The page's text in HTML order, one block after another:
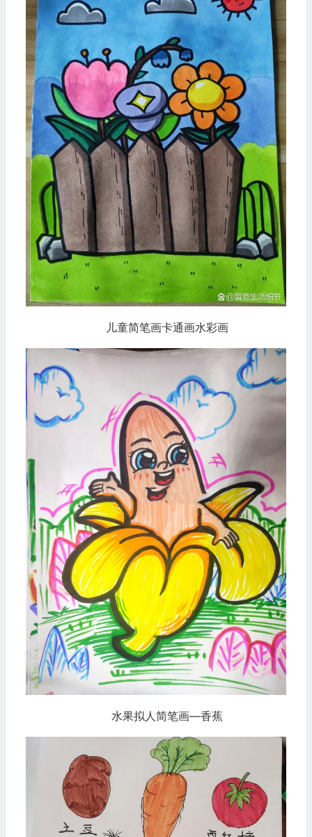
儿童简笔画卡通画水彩画
水果拟人简笔画—香蕉